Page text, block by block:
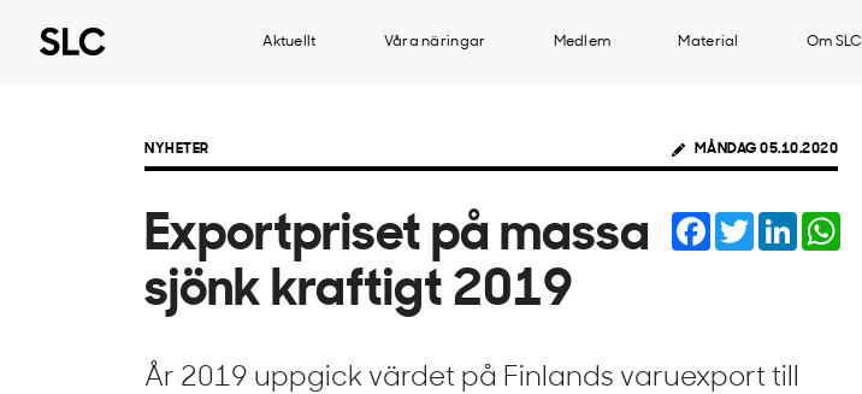
Aktuellt Våra näringar Medlem Material Om SLC
NYHETER MÅNDAG 05.10.2020
Exportpriset på massa
sjönk kraftigt 2019
Facebook
TwitterLinkedIn
År 2019 uppgick värdet på Finlands varuexport till